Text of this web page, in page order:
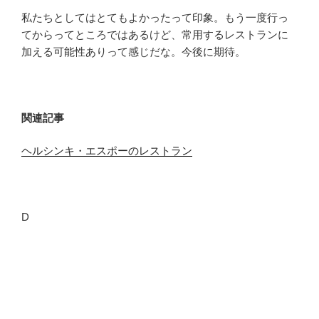
私たちとしてはとてもよかったって印象。もう一度行っ
てからってところではあるけど、常用するレストランに
加える可能性ありって感じだな。今後に期待。
関連記事
ヘルシンキ・エスポーのレストラン
D